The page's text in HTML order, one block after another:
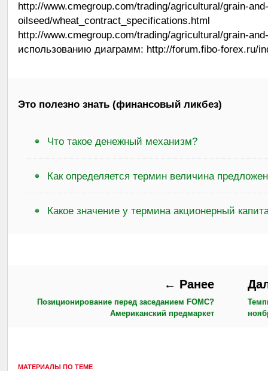
http://www.cmegroup.com/trading/agricultural/grain-and-
oilseed/
http://www.cmegroup.com/trading/agricultural/grain-
использованию диаграмм: http://forum.fibo-forex.ru/
Это полезно знать (финансовый ликбез)
Что такое денежный механизм?
Как определяется термин величина
Какое значение у термина акционерный
← Ранее
Позиционирование перед заседанием FOMC?
Американский предмаркет
МАТЕРИАЛЫ ПО ТЕМЕ